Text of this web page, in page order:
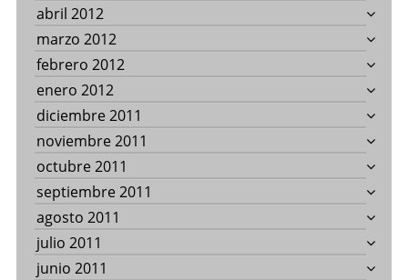
abril 2012
marzo 2012
febrero 2012
enero 2012
diciembre 2011
noviembre 2011
octubre 2011
septiembre 2011
agosto 2011
julio 2011
junio 2011